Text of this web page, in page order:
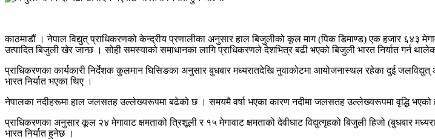
काठमाडौं । नेपाल विद्युत् प्राधिकरणको केन्द्रीय प्रणालीका अनुसार हाल बिजुलीको कूल माग (पिक डिमाण्ड) एक हजार ६४३
उत्पादित बिजुली खेर जान्छ । सोही समस्याको समाधानका लागि प्राधिकरणले देशभित्र बढी भएको बिजुली भारत निर्यात गर्न
प्राधिकरणका कार्यकारी निर्देशक कुलमान घिसिङका अनुसार बुधबार मध्यरातदेखि नुवाकोटमा आयोजनास्थल रहेका दुई
भारत निर्यात भएका थिए ।
नेपालका नदीहरूमा हाल जलसतह उल्लेख्यरूपमा बढेको छ । समयमै वर्षा भएका कारण नदीमा जलसतह उल्लेख्यरूपमा वृद्धि भएको
प्राधिकरणका अनुसार कूल २४ मेगावाट क्षमताको त्रिशूली र १५ मेगावाट क्षमताको देवीघाट विद्युत्गृहको बिजुली हिजो (बुधबार
भारत निर्यात हुनेछ ।